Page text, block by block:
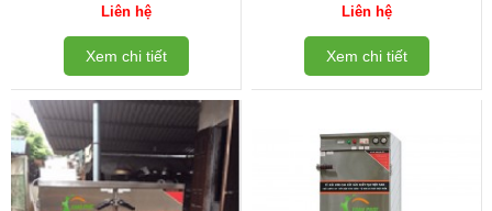
Liên hệ
Xem chi tiết
Liên hệ
Xem chi tiết